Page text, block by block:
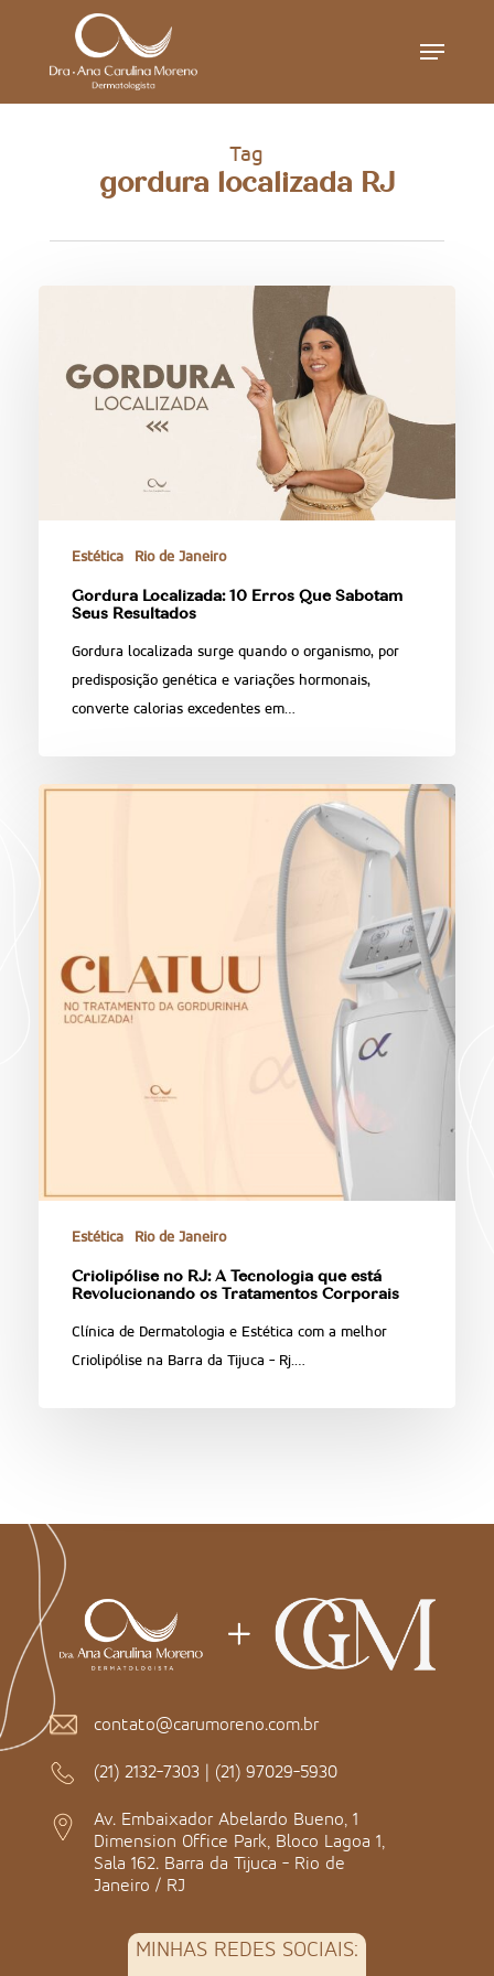
Menu
Tag
gordura localizada RJ
Estética Rio de Janeiro
Gordura Localizada: 10 Erros Que Sabotam
Seus Resultados
Gordura localizada surge quando o organismo, por
predisposição genética e variações hormonais,
converte calorias excedentes em…
Estética Rio de Janeiro
Criolipólise no RJ: A Tecnologia que está
Revolucionando os Tratamentos Corporais
Clínica de Dermatologia e Estética com a melhor
Criolipólise na Barra da Tijuca - Rj.…
contato@carumoreno.com.br
(21) 2132-7303 | (21) 97029-5930
Av. Embaixador Abelardo Bueno, 1
Dimension Office Park, Bloco Lagoa 1,
Sala 162. Barra da Tijuca - Rio de
Janeiro / RJ
MINHAS REDES SOCIAIS: